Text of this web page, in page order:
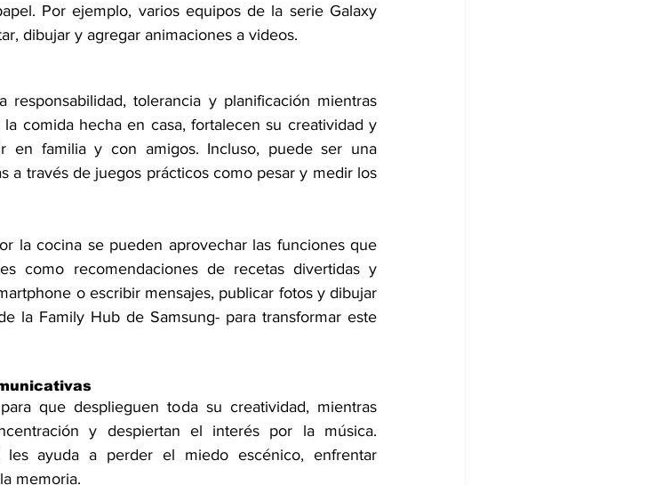
Por ejemplo, varios equipos de la serie Galaxy
dibujar y agregar animaciones a videos.
responsabilidad, tolerancia y planificación mientras
comida hecha en casa, fortalecen su creatividad y
en familia y con amigos. Incluso, puede ser una
a través de juegos prácticos como pesar y medir los
la cocina se pueden aprovechar las funciones que
como recomendaciones de recetas divertidas y
o escribir mensajes, publicar fotos y dibujar
la Family Hub de Samsung- para transformar este
que desplieguen toda su creatividad, mientras
y despiertan el interés por la música.
ayuda a perder el miedo escénico, enfrentar
memoria.